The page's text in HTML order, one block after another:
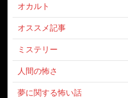
オカルト
オススメ記事
ミステリー
人間の怖さ
夢に関する怖い話